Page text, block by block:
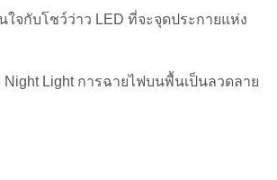
จกับโชว์ว่าว LED ที่จะจุดประกายแห่ง
Light การฉายไฟบนพื้นเป็นลวดลาย